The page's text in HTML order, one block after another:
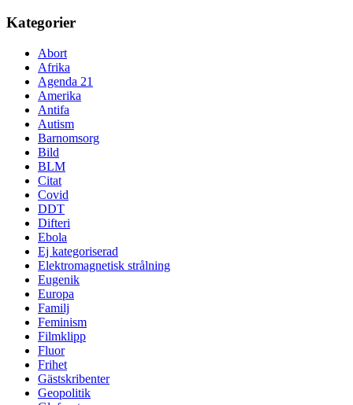
Kategorier
Abort
Afrika
Agenda 21
Amerika
Antifa
Autism
Barnomsorg
Bild
BLM
Citat
Covid
DDT
Difteri
Ebola
Ej kategoriserad
Elektromagnetisk strålning
Eugenik
Europa
Familj
Feminism
Filmklipp
Fluor
Frihet
Gästskribenter
Geopolitik